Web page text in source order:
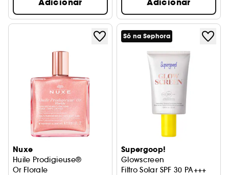
Nuxe
Huile Prodigieuse®
Or Florale
Só na Sephora
Supergoop!
Glowscreen
Filtro Solar SPF 30 PA+++